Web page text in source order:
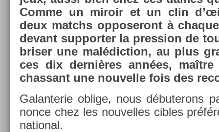
Comme un miroir et un clin
deux matchs op­poseront à
de­vant sup­port­er la pre­ss­ion de
bris­er une mal­édic­tion, au plus
ces dix dernières années,
chas­sant une nouvel­le fois des
Galan­terie ob­lige, nous débuterons
nonce chez les nouvel­les cib­les
nation­al.